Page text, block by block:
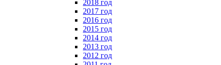
2018 год
2017 год
2016 год
2015 год
2014 год
2013 год
2012 год